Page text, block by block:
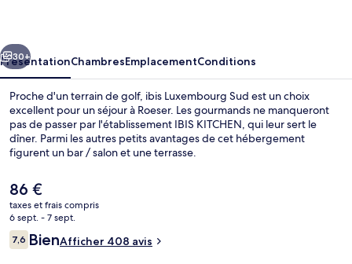
Suivant
30+
PrésentationChambresEmplacementConditions
Proche d'un terrain de golf, ibis Luxembourg Sud est un choix
excellent pour un séjour à Roeser. Les gourmands ne manqueront
pas de passer par l'établissement IBIS KITCHEN, qui leur sert le
dîner. Parmi les autres petits avantages de cet hébergement
figurent un bar / salon et une terrasse.
Le
prix
actuel
est
de
86 €
taxes et frais compris
6 sept. - 7 sept.
Avis
voyageurs
7,67,6 sur 10
BienAfficher 408 avis